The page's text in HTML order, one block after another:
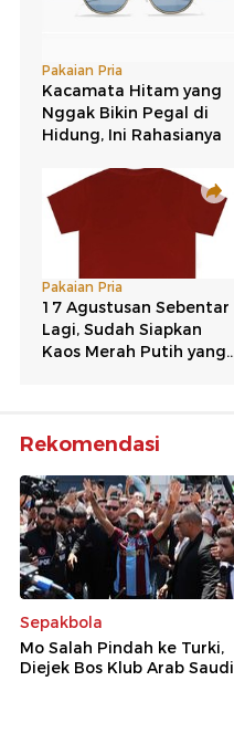
Rekomendasi
Sepakbola
Mo Salah Pindah ke Turki,
Diejek Bos Klub Arab Saudi